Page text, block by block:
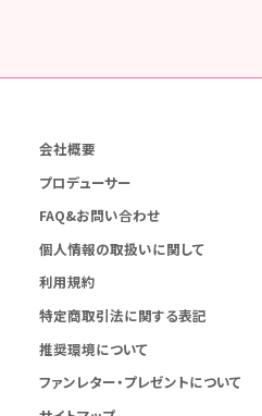
会社概要
プロデューサー
FAQ&お問い合わせ
個人情報の取扱いに関して
利用規約
特定商取引法に関する表記
推奨環境について
ファンレター・プレゼントについて